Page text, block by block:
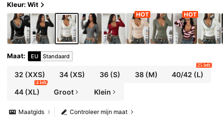
Kleur: Wit
Maat: EU Standaard
32 (XXS) 34 (XS) 36(S) 38(M) 40/42 (L)
25 left
44(XL)
4 left
Groot Klein
Controleer mijn maat
Maatgids